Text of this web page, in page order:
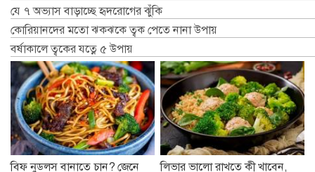
যে ৭ অভ্যাস বাড়াচ্ছে হৃদরোগের ঝুঁকি
কোরিয়ানদের মতো ঝকঝকে ত্বক পেতে নানা উপায়
বর্ষাকালে ত্বকের যত্নে ৫ উপায়
বিফ নুডলস বানাতে চান? জেনে
লিভার ভালো রাখতে কী খাবেন,